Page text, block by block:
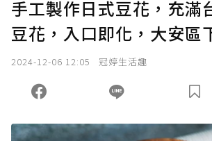
手工製作日式豆花，充滿
豆花，入口即化，大安區
2024-12-06 12:05 冠婷生活趣